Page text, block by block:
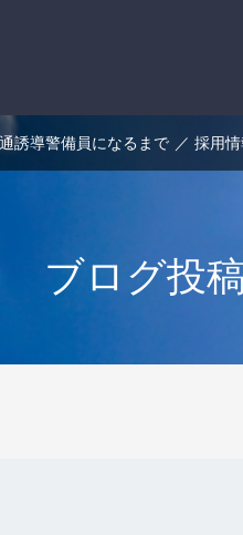
誘導警備員になるまで 採用情
ブログ投